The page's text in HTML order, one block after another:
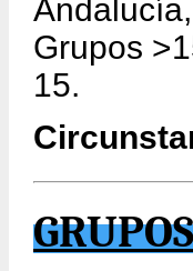
Grupos
15.